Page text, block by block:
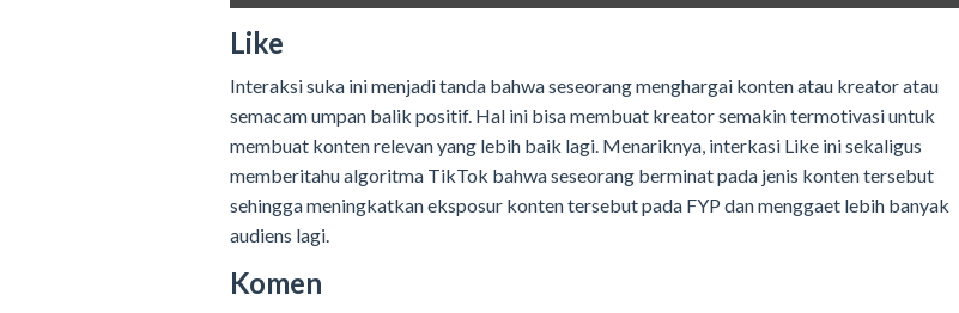
Like
Interaksi suka ini menjadi tanda bahwa seseorang menghargai konten atau kreator atau
semacam umpan balik positif. Hal ini bisa membuat kreator semakin termotivasi untuk
membuat konten relevan yang lebih baik lagi. Menariknya, interkasi Like ini sekaligus
memberitahu algoritma TikTok bahwa seseorang berminat pada jenis konten tersebut
sehingga meningkatkan eksposur konten tersebut pada FYP dan menggaet lebih banyak
audiens lagi.
Komen